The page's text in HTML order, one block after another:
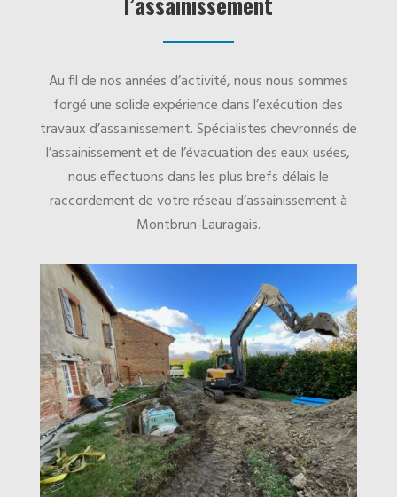
Au fil de nos années d’activité, nous nous sommes
forgé une solide expérience dans l’exécution des
travaux d’assainissement. Spécialistes chevronnés de
l’assainissement et de l’évacuation des eaux usées,
nous effectuons dans les plus brefs délais le
raccordement de votre réseau d’assainissement à
Montbrun-Lauragais.